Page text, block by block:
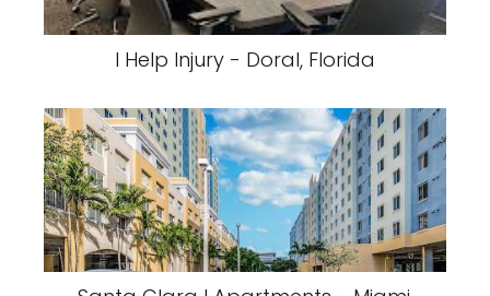
I Help Injury - Doral, Florida